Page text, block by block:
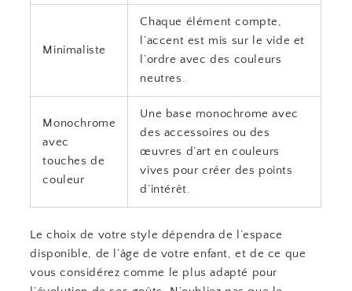
Minimaliste
Chaque élément compte,
l’accent est mis sur le vide et
l’ordre avec des couleurs
neutres.
Monochrome
avec
touches de
couleur
Une base monochrome avec
des accessoires ou des
œuvres d’art en couleurs
vives pour créer des points
d’intérêt.
Le choix de votre style dépendra de l’espace
disponible, de l’âge de votre enfant, et de ce que
vous considérez comme le plus adapté pour